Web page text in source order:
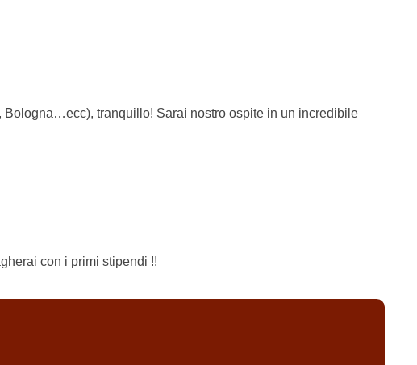
Bologna…ecc), tranquillo! Sarai nostro ospite in un incredibile
con i primi stipendi !!